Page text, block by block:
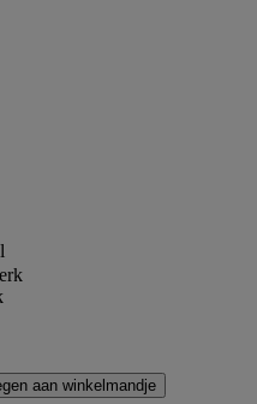
aan winkelmandje